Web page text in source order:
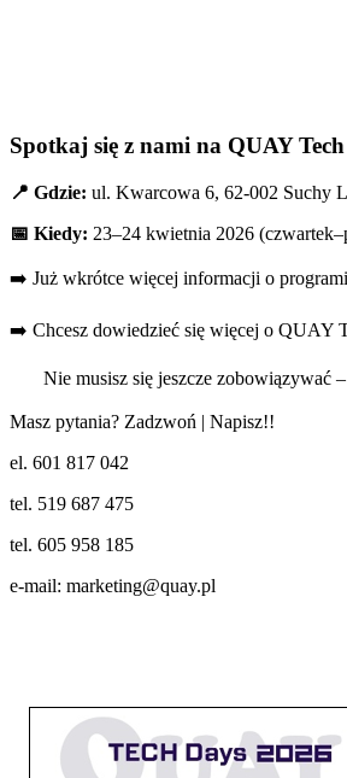
Spotkaj się z nami na QUAY
📍 Gdzie: ul. Kwarcowa 6, 62-002 Suchy
📅 Kiedy: 23–24 kwietnia 2026
➡️ Już wkrótce więcej informacji o
➡️ Chcesz dowiedzieć się więcej o QUAY
Nie musisz się jeszcze zobowiązywać –
Masz pytania? Zadzwoń | Napisz!!
el. 601 817 042
tel. 519 687 475
tel. 605 958 185
e-mail: marketing@quay.pl